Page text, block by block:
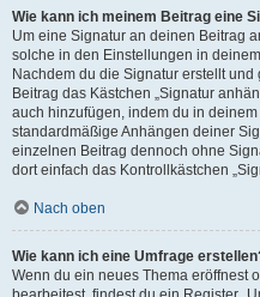
Wie kann ich meinem Beitrag eine
Um eine Signatur an deinen Beitrag
solche in den Einstellungen in
Nachdem du die Signatur erstellt
Beitrag das Kästchen „Signatur
auch hinzufügen, indem du in
standardmäßige Anhängen deiner
einzelnen Beitrag dennoch ohne
dort einfach das Kontrollkästchen
Nach oben
Wie kann ich eine Umfrage
Wenn du ein neues Thema eröffnest